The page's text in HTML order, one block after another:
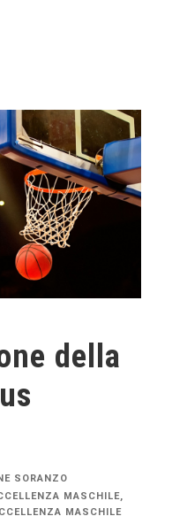
della
SORANZO
MASCHILE,
MASCHILE